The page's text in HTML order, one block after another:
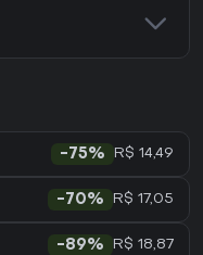
-75% R$ 14,49
-70% R$ 17,05
-89% R$ 18,87